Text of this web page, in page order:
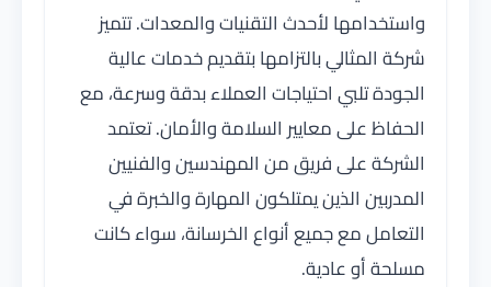
واستخدامها لأحدث التقنيات والمعدات. تتميز
شركة المثالي بالتزامها بتقديم خدمات عالية
الجودة تلبي احتياجات العملاء بدقة وسرعة، مع
الحفاظ على معايير السلامة والأمان. تعتمد
الشركة على فريق من المهندسين والفنيين
المدربين الذين يمتلكون المهارة والخبرة في
التعامل مع جميع أنواع الخرسانة، سواء كانت
مسلحة أو عادية.